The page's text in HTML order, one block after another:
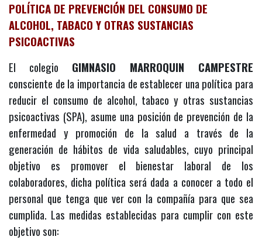
POLÍTICA DE PREVENCIÓN DEL CONSUMO DE
ALCOHOL, TABACO Y OTRAS SUSTANCIAS
PSICOACTIVAS
El colegio GIMNASIO MARROQUIN CAMPESTRE
consciente de la importancia de establecer una política para
reducir el consumo de alcohol, tabaco y otras sustancias
psicoactivas (SPA), asume una posición de prevención de la
enfermedad y promoción de la salud a través de la
generación de hábitos de vida saludables, cuyo principal
objetivo es promover el bienestar laboral de los
colaboradores, dicha política será dada a conocer a todo el
personal que tenga que ver con la compañía para que sea
cumplida. Las medidas establecidas para cumplir con este
objetivo son: